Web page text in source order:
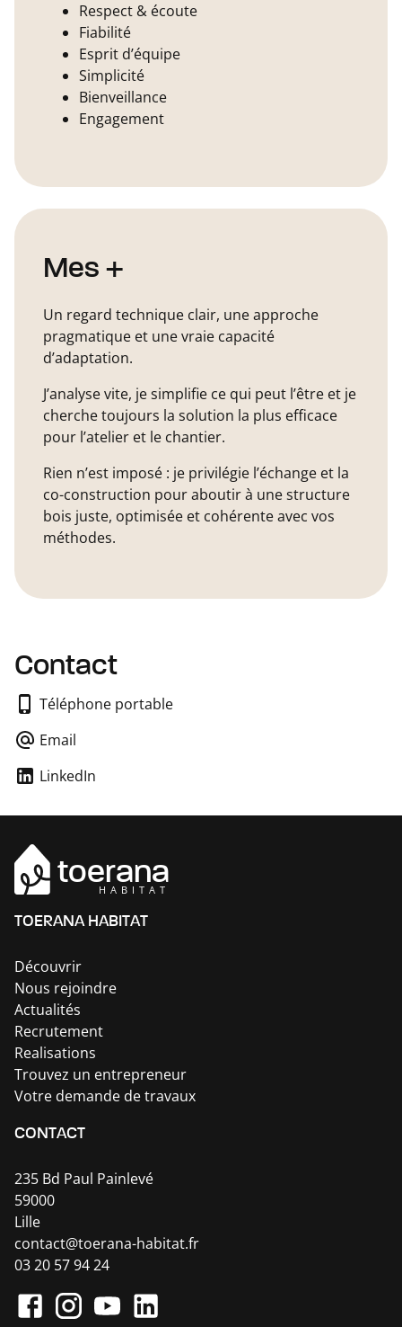
Respect & écoute
Fiabilité
Esprit d’équipe
Simplicité
Bienveillance
Engagement
Mes +
Un regard technique clair, une approche
pragmatique et une vraie capacité
d’adaptation.
J’analyse vite, je simplifie ce qui peut l’être et je
cherche toujours la solution la plus efficace
pour l’atelier et le chantier.
Rien n’est imposé : je privilégie l’échange et la
co-construction pour aboutir à une structure
bois juste, optimisée et cohérente avec vos
méthodes.
Contact
Téléphone portable
Email
LinkedIn
toerana
HABITAT
TOERANA HABITAT
Découvrir
Nous rejoindre
Actualités
Recrutement
Realisations
Trouvez un entrepreneur
Votre demande de travaux
CONTACT
235 Bd Paul Painlevé
59000
Lille
contact@toerana-habitat.fr
03 20 57 94 24